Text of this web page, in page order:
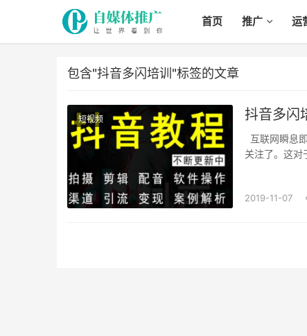
首页 推广 运
包含"抖音多闪培训"标签的文章
短视频 抖音多闪
关注了。这对
2019-11-07